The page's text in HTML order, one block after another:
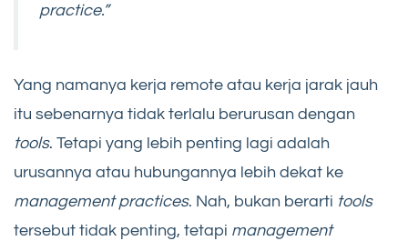
practice.”
Yang namanya kerja remote atau kerja jarak jauh
itu sebenarnya tidak terlalu berurusan dengan
tools. Tetapi yang lebih penting lagi adalah
urusannya atau hubungannya lebih dekat ke
management practices. Nah, bukan berarti tools
tersebut tidak penting, tetapi management